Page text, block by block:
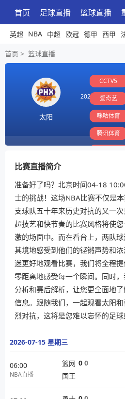
首页 足球直播 篮球直播
英超 NBA 中超 欧冠 德甲 西甲
首页 > 篮球直播
太阳
CCTV5
爱奇艺
咪咕体育
腾讯体育
2026-04-18
比赛直播简介
准备好了吗？北京时间04-18
士的挑战！这场NBA比赛不仅是
支球队五十年来历史对抗的又一
超技艺和快节奏的比赛风格将使
激的场面中。而在看台上，两队
其境地感受到他们的铿锵声势和
迷更好地观看比赛，我们将全程
零距离地感受每一个瞬间。同时
分析和赛后解析，让您更全面地
信息。跟随我们，一起观看太阳
烈对抗，这将是您难以忘怀的足球
2026-07-15 星期三
06:00
NBA直播
篮网
国王
0 0